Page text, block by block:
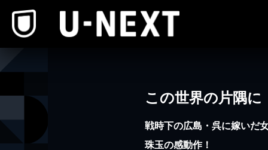
この世界の片隅に
戦時下の広島・呉に嫁いだ
珠玉の感動作！